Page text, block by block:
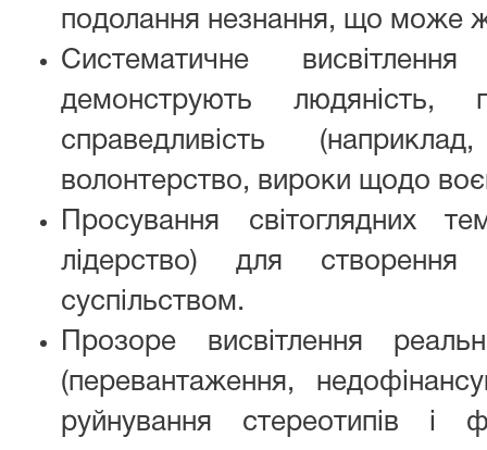
подолання незнання, що може
Систематичне
демонструють
справедливість
волонтерство, вироки щодо
Просування світоглядних
лідерство) для створення
суспільством.
Прозоре висвітлення
(перевантаження,
руйнування стереотипів і